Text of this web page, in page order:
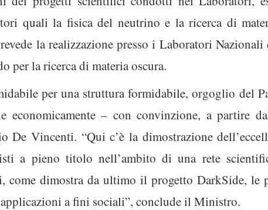
quali la fisica del neutrino e la ricerca di
la realizzazione presso i Laboratori
per la ricerca di materia oscura.
per una struttura formidabile, orgoglio del
economicamente – con convinzione, a partire
De Vincenti. “Qui c’è la dimostrazione
a pieno titolo nell’ambito di una rete
come dimostra da ultimo il progetto DarkSide, le
a fini sociali”, conclude il Ministro.